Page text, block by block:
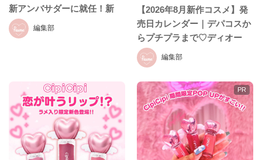
編集部
新アンバサダーに就任！新
CM初公開＆就任発表会をレ
ポ♡
編集部
【2026年8月新作コスメ】発
売日カレンダー｜デパコスか
らプチプラまで♡ディオー
ル、イヴ・サンローラン、ケ
イト、セザンヌほか話題ブラ
ンドまとめ